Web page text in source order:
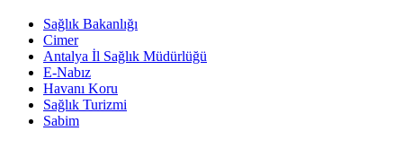
Sağlık Bakanlığı
Cimer
Antalya İl Sağlık Müdürlüğü
E-Nabız
Havanı Koru
Sağlık Turizmi
Sabim